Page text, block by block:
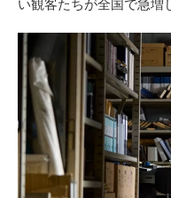
い観客たちが全国で急増